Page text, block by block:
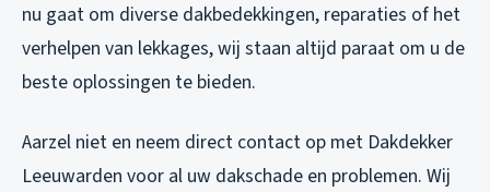
nu gaat om diverse dakbedekkingen, reparaties of het
verhelpen van lekkages, wij staan altijd paraat om u de
beste oplossingen te bieden.
Aarzel niet en neem direct contact op met Dakdekker
Leeuwarden voor al uw dakschade en problemen. Wij